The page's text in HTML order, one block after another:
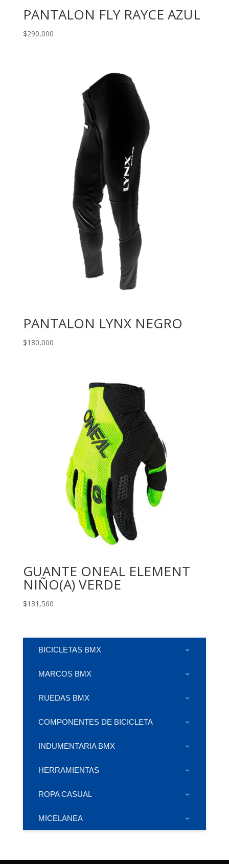
PANTALON FLY RAYCE AZUL
$290,000
PANTALON LYNX NEGRO
$180,000
GUANTE ONEAL ELEMENT
NIÑO(A) VERDE
$131,560
BICICLETAS BMX
MARCOS BMX
RUEDAS BMX
COMPONENTES DE BICICLETA
INDUMENTARIA BMX
HERRAMIENTAS
ROPA CASUAL
MICELANEA